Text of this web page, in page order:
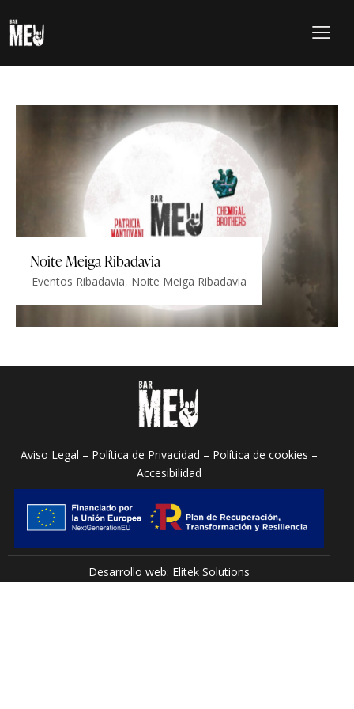
Noite Meiga Ribadavia
Eventos Ribadavia, Noite Meiga Ribadavia
Aviso Legal – Política de Privacidad – Política de cookies –
Accesibilidad
Desarrollo web: Elitek Solutions